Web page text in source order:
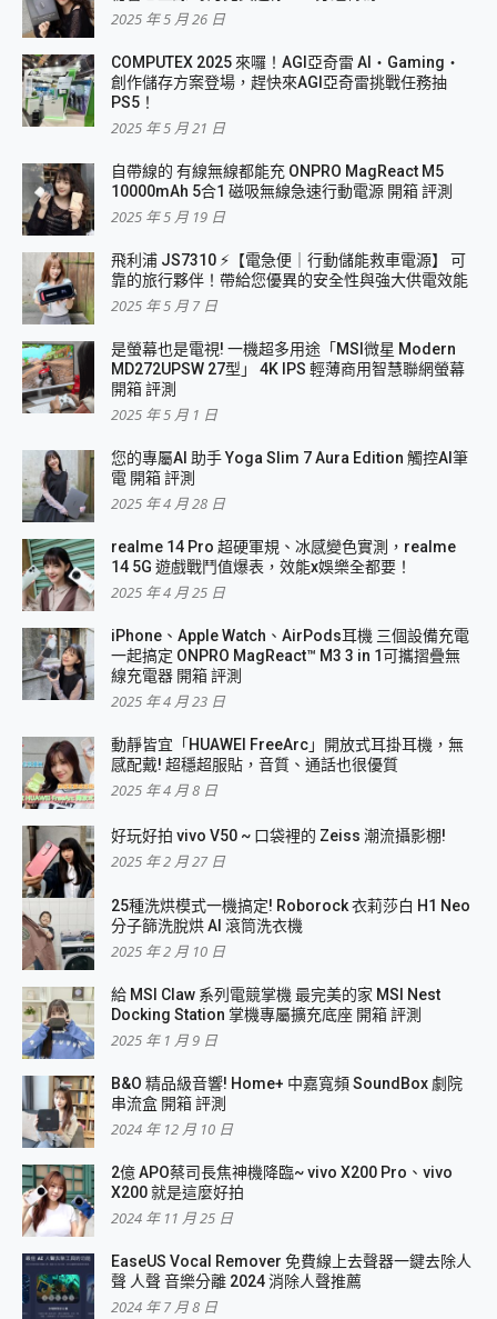
2025 年 5 月 26 日
COMPUTEX 2025 來囉！AGI亞奇雷 AI・Gaming・
創作儲存方案登場，趕快來AGI亞奇雷挑戰任務抽
PS5！
2025 年 5 月 21 日
自帶線的 有線無線都能充 ONPRO MagReact M5
10000mAh 5合1 磁吸無線急速行動電源 開箱 評測
2025 年 5 月 19 日
飛利浦 JS7310 ⚡【電急便｜行動儲能救車電源】 可
靠的旅行夥伴！帶給您優異的安全性與強大供電效能
2025 年 5 月 7 日
是螢幕也是電視! 一機超多用途「MSI微星 Modern
MD272UPSW 27型」 4K IPS 輕薄商用智慧聯網螢幕
開箱 評測
2025 年 5 月 1 日
您的專屬AI 助手 Yoga Slim 7 Aura Edition 觸控AI筆
電 開箱 評測
2025 年 4 月 28 日
realme 14 Pro 超硬軍規、冰感變色實測，realme
14 5G 遊戲戰鬥值爆表，效能x娛樂全都要！
2025 年 4 月 25 日
iPhone、Apple Watch、AirPods耳機 三個設備充電
一起搞定 ONPRO MagReact™ M3 3 in 1可攜摺疊無
線充電器 開箱 評測
2025 年 4 月 23 日
動靜皆宜「HUAWEI FreeArc」開放式耳掛耳機，無
感配戴! 超穩超服貼，音質、通話也很優質
2025 年 4 月 8 日
好玩好拍 vivo V50 ~ 口袋裡的 Zeiss 潮流攝影棚!
2025 年 2 月 27 日
25種洗烘模式一機搞定! Roborock 衣莉莎白 H1 Neo
分子篩洗脫烘 AI 滾筒洗衣機
2025 年 2 月 10 日
給 MSI Claw 系列電競掌機 最完美的家 MSI Nest
Docking Station 掌機專屬擴充底座 開箱 評測
2025 年 1 月 9 日
B&O 精品級音響! Home+ 中嘉寬頻 SoundBox 劇院
串流盒 開箱 評測
2024 年 12 月 10 日
2億 APO蔡司長焦神機降臨~ vivo X200 Pro、vivo
X200 就是這麼好拍
2024 年 11 月 25 日
EaseUS Vocal Remover 免費線上去聲器一鍵去除人
聲 人聲 音樂分離 2024 消除人聲推薦
2024 年 7 月 8 日